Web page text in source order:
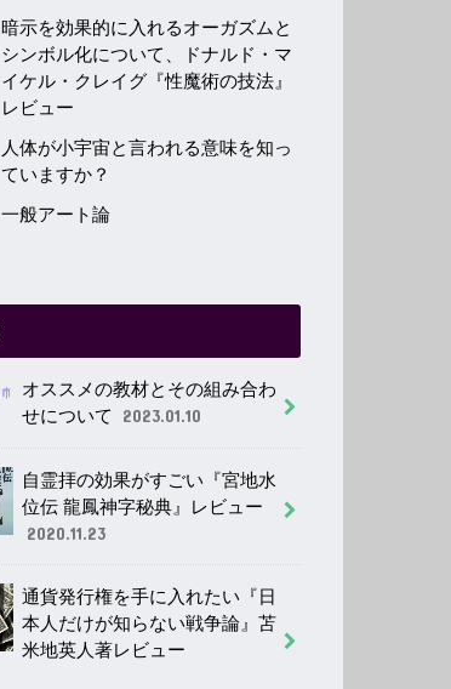
暗示を効果的に入れるオーガズムと
シンボル化について、ドナルド・マ
イケル・クレイグ『性魔術の技法』
レビュー
人体が小宇宙と言われる意味を知っ
ていますか？
一般アート論
オススメの教材とその組み合わ
せについて
2023.01.10
自霊拝の効果がすごい『宮地水
位伝 龍鳳神字秘典』レビュー
2020.11.23
通貨発行権を手に入れたい『日
本人だけが知らない戦争論』苫
米地英人著レビュー